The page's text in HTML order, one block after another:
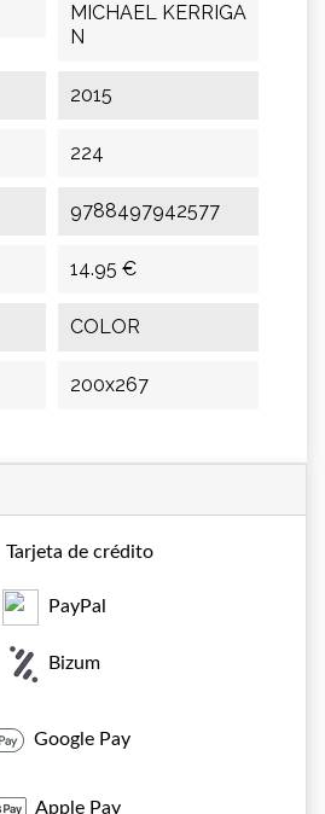
MICHAEL KERRIGA
N
2015
224
9788497942577
14.95 €
COLOR
200x267
Tarjeta de crédito
PayPal
Bizum
Google Pay
Apple Pay